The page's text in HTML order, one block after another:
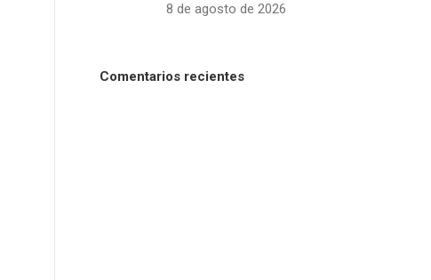
8 de agosto de 2026
Comentarios recientes